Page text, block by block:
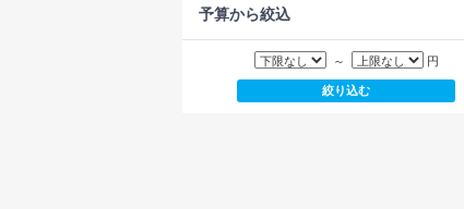
予算から絞込
～ 円